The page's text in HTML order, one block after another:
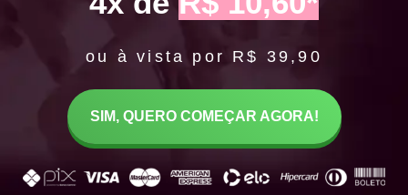
ou à vista por R$ 39,90
SIM, QUERO COMEÇAR AGORA!